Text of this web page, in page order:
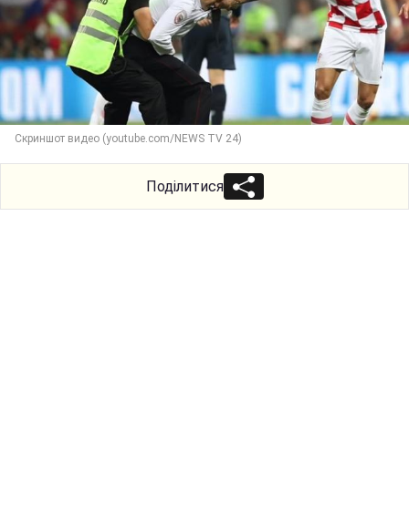
Скриншот видео (youtube.com/NEWS TV 24)
Поділитися